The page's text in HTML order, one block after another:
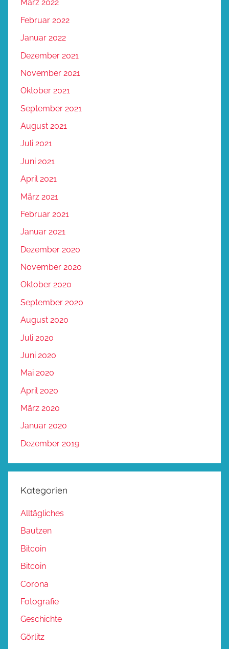
März 2022
Februar 2022
Januar 2022
Dezember 2021
November 2021
Oktober 2021
September 2021
August 2021
Juli 2021
Juni 2021
April 2021
März 2021
Februar 2021
Januar 2021
Dezember 2020
November 2020
Oktober 2020
September 2020
August 2020
Juli 2020
Juni 2020
Mai 2020
April 2020
März 2020
Januar 2020
Dezember 2019
Kategorien
Alltägliches
Bautzen
Bitcoin
Bitcoin
Corona
Fotografie
Geschichte
Görlitz